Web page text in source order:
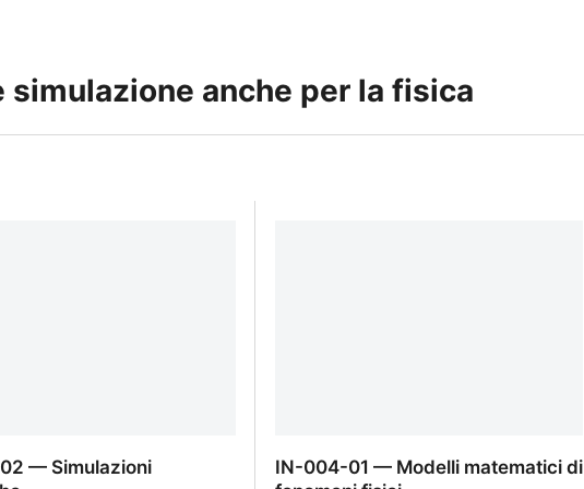
anche per la fisica
— Simulazioni
IN-004-01 — Modelli matematici di